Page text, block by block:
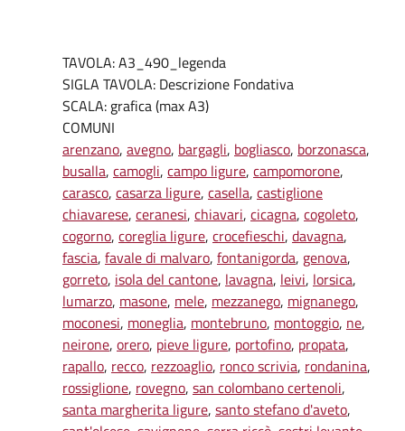
TAVOLA: A3_490_legenda
SIGLA TAVOLA: Descrizione Fondativa
SCALA: grafica (max A3)
COMUNI
arenzano, avegno, bargagli, bogliasco, borzonasca,
busalla, camogli, campo ligure, campomorone,
carasco, casarza ligure, casella, castiglione
chiavarese, ceranesi, chiavari, cicagna, cogoleto,
cogorno, coreglia ligure, crocefieschi, davagna,
fascia, favale di malvaro, fontanigorda, genova,
gorreto, isola del cantone, lavagna, leivi, lorsica,
lumarzo, masone, mele, mezzanego, mignanego,
moconesi, moneglia, montebruno, montoggio, ne,
neirone, orero, pieve ligure, portofino, propata,
rapallo, recco, rezzoaglio, ronco scrivia, rondanina,
rossiglione, rovegno, san colombano certenoli,
santa margherita ligure, santo stefano d'aveto,